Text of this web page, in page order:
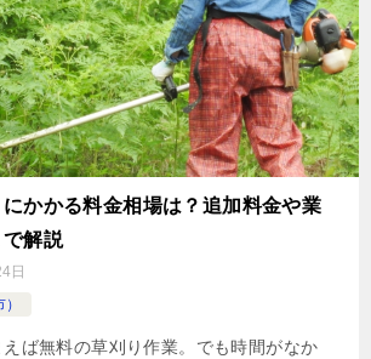
かかる料金相場は？追加料金や業
解説
日
ば無料の草刈り作業。でも時間がなか